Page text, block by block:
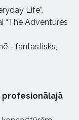
Life”.
“The Adventures
- fantastisks,
profesionālajā